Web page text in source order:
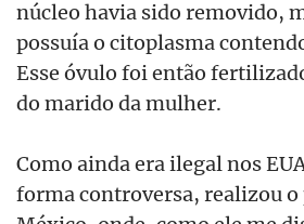
núcleo havia sido removido,
possuía o citoplasma
Esse óvulo foi então
do marido da mulher.
Como ainda era ilegal nos
forma controversa, realizou